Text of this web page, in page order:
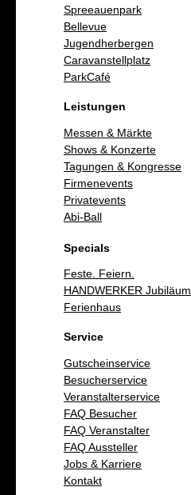
Spreeauenpark
Bellevue
Jugendherbergen
Caravanstellplatz
ParkCafé
Leistungen
Messen & Märkte
Shows & Konzerte
Tagungen & Kongresse
Firmenevents
Privatevents
Abi-Ball
Specials
Feste. Feiern.
HANDWERKER Jubiläum
Ferienhaus
Service
Gutscheinservice
Besucherservice
Veranstalterservice
FAQ Besucher
FAQ Veranstalter
FAQ Aussteller
Jobs & Karriere
Kontakt